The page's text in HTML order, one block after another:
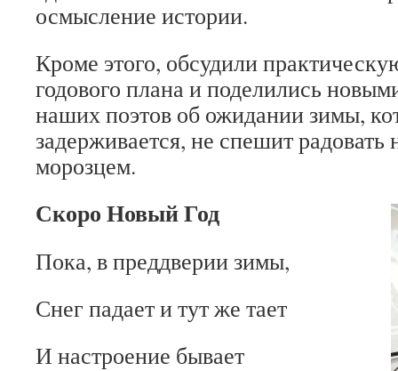
осмысление истории.
Кроме этого, обсудили
годового плана и поделились
наших поэтов об ожидании зимы,
задерживается, не спешит радовать
морозцем.
Скоро Новый Год
Пока, в преддверии зимы,
Снег падает и тут же тает
И настроение бывает